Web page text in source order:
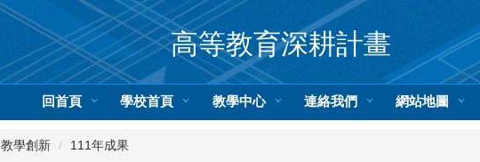
高等教育深耕計畫
回首頁 學校首頁 教學中心 連絡我們 網站地圖
教學創新 111年成果